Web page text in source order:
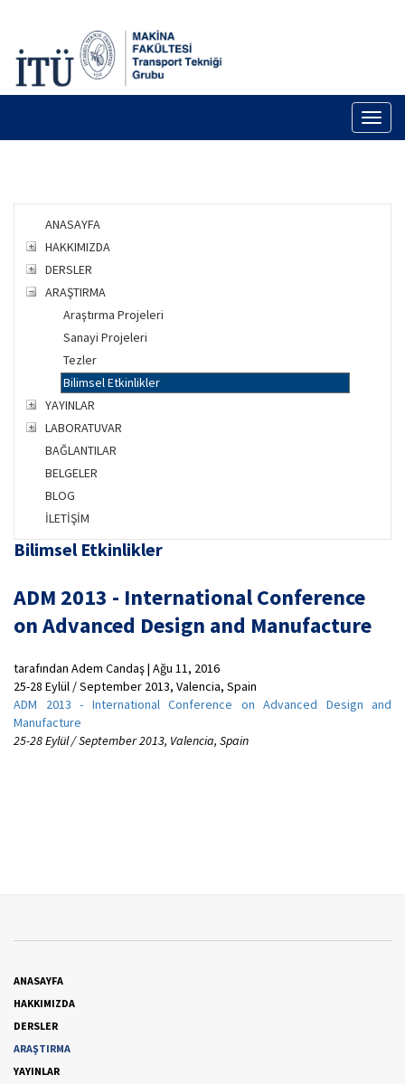
ANASAYFA
HAKKIMIZDA
DERSLER
ARAŞTIRMA
Araştırma Projeleri
Sanayi Projeleri
Tezler
Bilimsel Etkinlikler
YAYINLAR
LABORATUVAR
BAĞLANTILAR
BELGELER
BLOG
İLETİŞİM
Bilimsel Etkinlikler
ADM 2013 - International Conference
on Advanced Design and Manufacture
tarafından Adem Candaş | Ağu 11, 2016
25-28 Eylül / September 2013, Valencia, Spain
ADM 2013 - International Conference on Advanced Design and
Manufacture
25-28 Eylül / September 2013, Valencia, Spain
ANASAYFA
HAKKIMIZDA
DERSLER
ARAŞTIRMA
YAYINLAR